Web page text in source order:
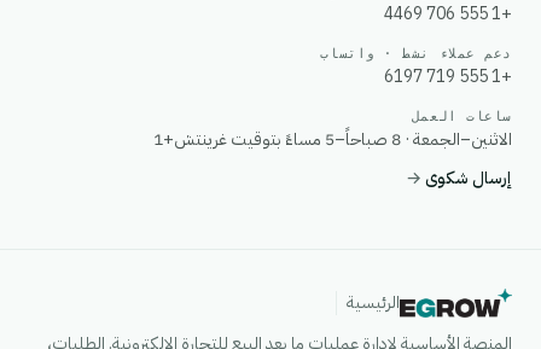
+1 555 706 4469
دعم عملاء نشط · واتساب
+1 555 719 6197
ساعات العمل
الاثنين–الجمعة · 8 صباحاً–5 مساءً بتوقيت غرينتش+1
إرسال شكوى→
الرئيسية
المنصة الأساسية لإدارة عمليات ما بعد البيع للتجارة الإلكترونية. الطلبات،